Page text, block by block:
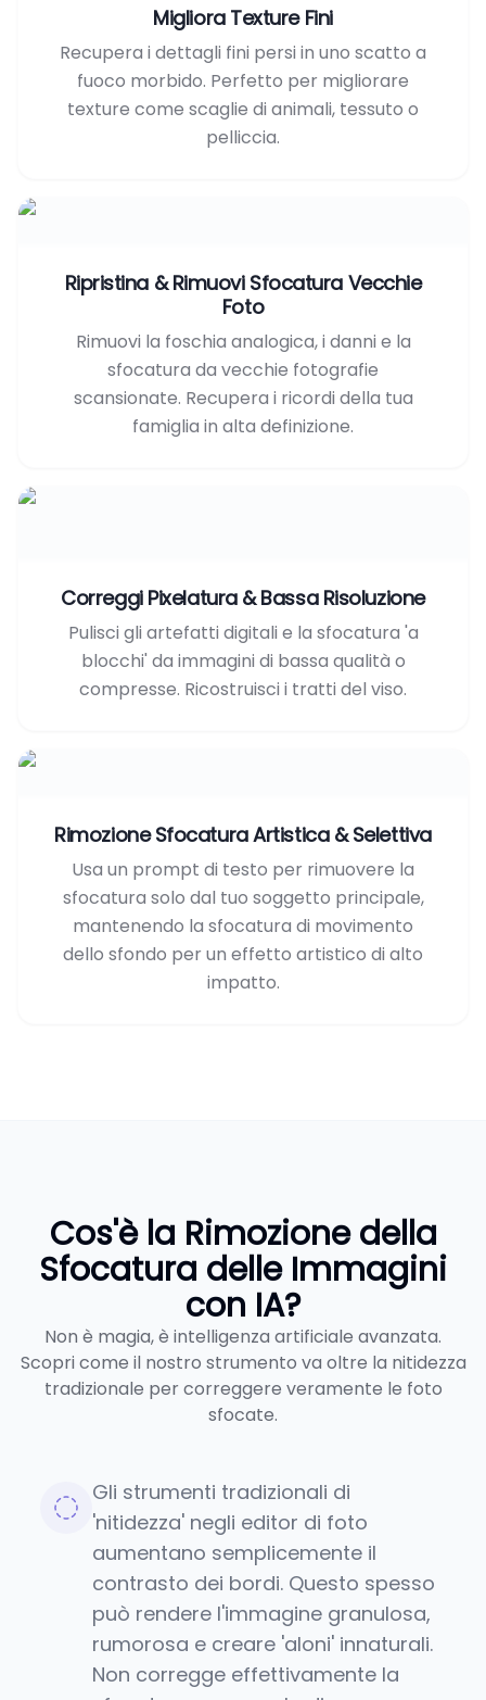
Migliora Texture Fini
Recupera i dettagli fini persi in uno scatto a
fuoco morbido. Perfetto per migliorare
texture come scaglie di animali, tessuto o
pelliccia.
Ripristina & Rimuovi Sfocatura Vecchie
Foto
Rimuovi la foschia analogica, i danni e la
sfocatura da vecchie fotografie
scansionate. Recupera i ricordi della tua
famiglia in alta definizione.
Correggi Pixelatura & Bassa Risoluzione
Pulisci gli artefatti digitali e la sfocatura 'a
blocchi' da immagini di bassa qualità o
compresse. Ricostruisci i tratti del viso.
Rimozione Sfocatura Artistica & Selettiva
Usa un prompt di testo per rimuovere la
sfocatura solo dal tuo soggetto principale,
mantenendo la sfocatura di movimento
dello sfondo per un effetto artistico di alto
impatto.
Cos'è la Rimozione della
Sfocatura delle Immagini
con IA?
Non è magia, è intelligenza artificiale avanzata.
Scopri come il nostro strumento va oltre la nitidezza
tradizionale per correggere veramente le foto
sfocate.
Gli strumenti tradizionali di
'nitidezza' negli editor di foto
aumentano semplicemente il
contrasto dei bordi. Questo spesso
può rendere l'immagine granulosa,
rumorosa e creare 'aloni' innaturali.
Non corregge effettivamente la